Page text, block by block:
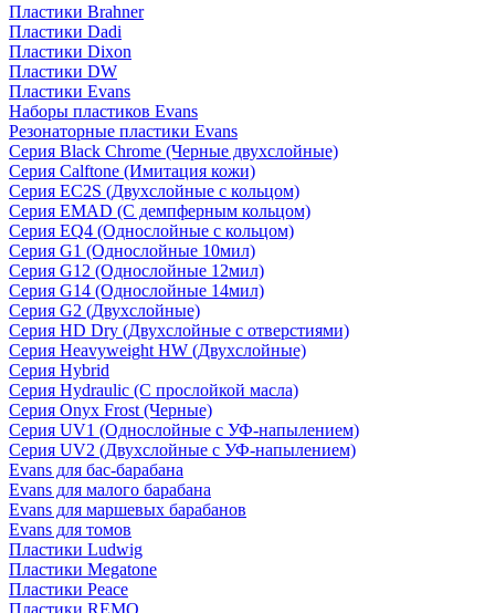
Пластики Brahner
Пластики Dadi
Пластики Dixon
Пластики DW
Пластики Evans
Наборы пластиков Evans
Резонаторные пластики Evans
Серия Black Chrome (Черные двухслойные)
Серия Calftone (Имитация кожи)
Серия EC2S (Двухслойные с кольцом)
Серия EMAD (С демпферным кольцом)
Серия EQ4 (Однослойные с кольцом)
Серия G1 (Однослойные 10мил)
Серия G12 (Однослойные 12мил)
Серия G14 (Однослойные 14мил)
Серия G2 (Двухслойные)
Серия HD Dry (Двухслойные с отверстиями)
Серия Heavyweight HW (Двухслойные)
Серия Hybrid
Серия Hydraulic (С прослойкой масла)
Серия Onyx Frost (Черные)
Серия UV1 (Однослойные с УФ-напылением)
Серия UV2 (Двухслойные с УФ-напылением)
Evans для бас-барабана
Evans для малого барабана
Evans для маршевых барабанов
Evans для томов
Пластики Ludwig
Пластики Megatone
Пластики Peace
Пластики REMO